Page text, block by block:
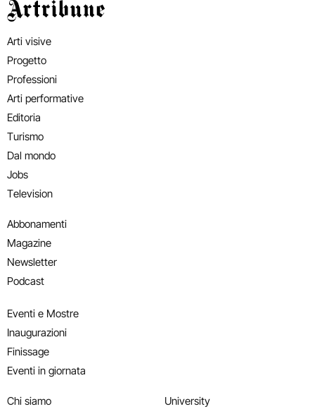
Artribune
Arti visive
Progetto
Professioni
Arti performative
Editoria
Turismo
Dal mondo
Jobs
Television
Abbonamenti
Magazine
Newsletter
Podcast
Eventi e Mostre
Inaugurazioni
Finissage
Eventi in giornata
Chi siamo
University